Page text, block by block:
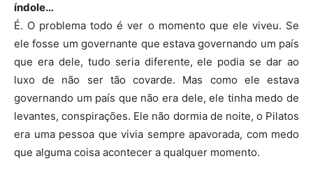
índole…
É. O problema todo é ver o momento que ele viveu. Se
ele fosse um governante que estava governando um país
que era dele, tudo seria diferente, ele podia se dar ao
luxo de não ser tão covarde. Mas como ele estava
governando um país que não era dele, ele tinha medo de
levantes, conspirações. Ele não dormia de noite, o Pilatos
era uma pessoa que vivia sempre apavorada, com medo
que alguma coisa acontecer a qualquer momento.